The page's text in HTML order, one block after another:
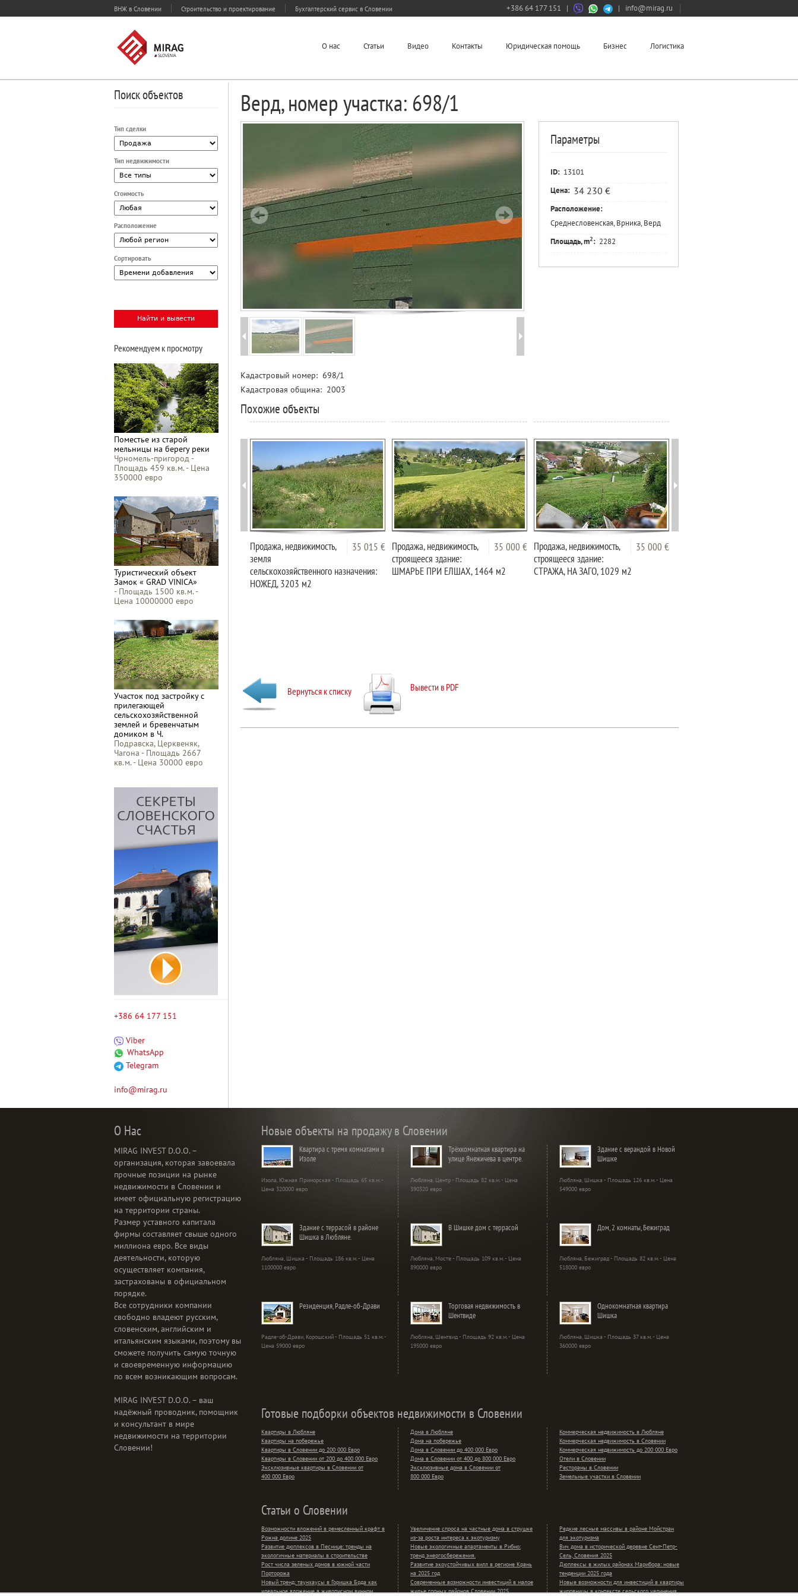
ВНЖ в Словении Строительство и проектирование Бухгалтерский сервис в Словении +386 64 177 151 | | info@mirag.ru
О нас Статьи Видео Контакты Юридическая помощь Бизнес Логистика
Верд, номер участка: 698/1
Параметры
ID: 13101
Цена: 34 230 €
Расположение:
Среднесловенская, Врника, Верд
Площадь, m2: 2282
Кадастровый номер: 698/1
Кадастровая община: 2003
Похожие объекты
35 015 €
Продажа, недвижимость,
земля
сельскохозяйственного назначения:
НОЖЕД, 3203 м2
35 000 €
Продажа, недвижимость,
строящееся здание:
ШМАРЬЕ ПРИ ЕЛШАХ, 1464 м2
35 000 €
Продажа, недвижимость,
строящееся здание:
СТРАЖА, НА ЗАГО, 1029 м2
Вернуться к списку Вывести в PDF
Поиск объектов
Тип сделки
Тип недвижимости
Стоимость
Расположение
Сортировать
Рекомендуем к просмотру
Поместье из старой
мельницы на берегу реки
Чрномель-пригород -
Площадь 459 кв.м. - Цена
350000 евро
Туристический объект
Замок « GRAD VINICA»
- Площадь 1500 кв.м. -
Цена 10000000 евро
Участок под застройку с
прилегающей
сельскохозяйственной
землей и бревенчатым
домиком в Ч.
Подравска, Церквеняк,
Чагона - Площадь 2667
кв.м. - Цена 30000 евро
+386 64 177 151
Viber
WhatsApp
Telegram
info@mirag.ru
О Нас
MIRAG INVEST D.O.O. –
организация, которая завоевала
прочные позиции на рынке
недвижимости в Словении и
имеет официальную регистрацию
на территории страны.
Размер уставного капитала
фирмы составляет свыше одного
миллиона евро. Все виды
деятельности, которую
осуществляет компания,
застрахованы в официальном
порядке.
Все сотрудники компании
свободно владеют русским,
словенским, английским и
итальянским языками, поэтому вы
сможете получить самую точную
и своевременную информацию
по всем возникающим вопросам.
MIRAG INVEST D.O.O. – ваш
надёжный проводник, помощник
и консультант в мире
недвижимости на территории
Словении!
Новые объекты на продажу в Словении
Квартира с тремя комнатами в
Изоле
Изола, Южная Приморская - Площадь 65 кв.м. -
Цена 320000 евро
Трёхкомнатная квартира на
улице Янежичева в центре.
Любляна, Центр - Площадь 82 кв.м. - Цена
390320 евро
Здание с верандой в Новой
Шишке
Любляна, Шишка - Площадь 126 кв.м. - Цена
549000 евро
Здание с террасой в районе
Шишка в Любляне.
Любляна, Шишка - Площадь 186 кв.м. - Цена
1100000 евро
В Шишке дом с террасой
Любляна, Мосте - Площадь 109 кв.м. - Цена
890000 евро
Дом, 2 комнаты, Бежиград
Любляна, Бежиград - Площадь 82 кв.м. - Цена
518000 евро
Резиденция, Радле-об-Драви
Радле-об-Драви, Корошский - Площадь 51 кв.м. -
Цена 59000 евро
Торговая недвижимость в
Шентвиде
Любляна, Шентвид - Площадь 92 кв.м. - Цена
195000 евро
Однокомнатная квартира
Шишка
Любляна, Шишка - Площадь 37 кв.м. - Цена
360000 евро
Готовые подборки объектов недвижимости в Словении
Квартиры в Любляне
Квартиры на побережье
Квартиры в Словении до 200 000 Евро
Квартиры в Словении от 200 до 400 000 Евро
Эксклюзивные квартиры в Словении от
400 000 Евро
Дома в Любляне
Дома на побережье
Дома в Словении до 400 000 Евро
Дома в Словении от 400 до 800 000 Евро
Эксклюзивные дома в Словении от
800 000 Евро
Коммерческая недвижимость в Любляне
Коммерческая недвижимость в Словении
Коммерческая недвижимость до 200 000 Евро
Отели в Словении
Рестораны в Словении
Земельные участки в Словении
Статьи о Словении
Возможности вложений в ремесленный крафт в
Рожна долине 2025
Развитие дюплексов в Песнице: тренды на
экологичные материалы в строительстве
Рост числа зеленых домов в южной части
Порторожа
Новый тренд: таунхаусы в Горишка Брда как
идеальное вложение в живописном винном
Увеличение спроса на частные дома в струшке
из-за роста интереса к экотуризму
Новые экологичные апартаменты в Рибно:
тренд энергосбережения.
Развитие экоустойчивых вилл в регионе Крань
на 2025 год
Современные возможности инвестиций в малое
жилье горных районов Словении 2025
Редкие лесные массивы в районе Мойстран
для экотуризма
Вич дома в исторической деревне Сент-Петр-
Сель, Словения 2025
Дюплексы в жилых районах Марибора: новые
тенденции 2025 года
Новые возможности для инвестиций в квартиры
жировницы в контексте сельского уединения